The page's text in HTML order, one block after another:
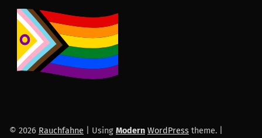
© 2026 Rauchfahne Using Modern WordPress theme.